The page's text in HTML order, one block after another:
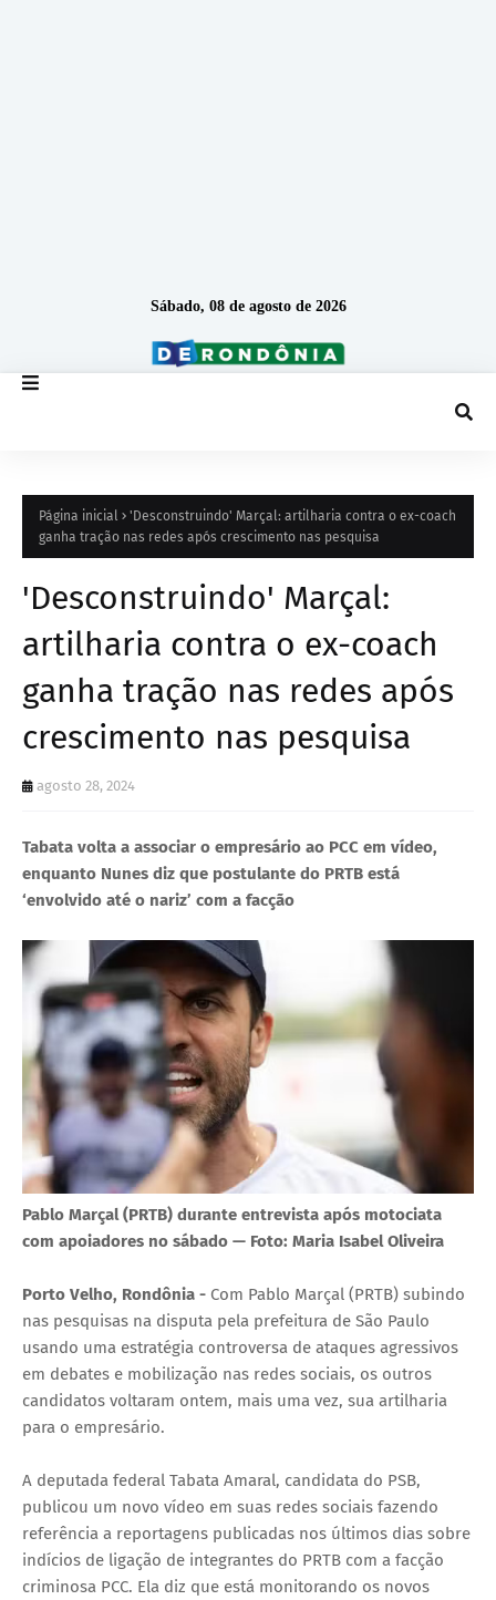
Sábado, 08 de agosto de 2026
Página inicial
'Desconstruindo' Marçal: artilharia contra o ex-coach
ganha tração nas redes após crescimento nas pesquisa
'Desconstruindo' Marçal:
artilharia contra o ex-coach
ganha tração nas redes após
crescimento nas pesquisa
agosto 28, 2024
Tabata volta a associar o empresário ao PCC em vídeo,
enquanto Nunes diz que postulante do PRTB está
‘envolvido até o nariz’ com a facção
Pablo Marçal (PRTB) durante entrevista após motociata
com apoiadores no sábado — Foto: Maria Isabel Oliveira
Porto Velho, Rondônia - Com Pablo Marçal (PRTB) subindo
nas pesquisas na disputa pela prefeitura de São Paulo
usando uma estratégia controversa de ataques agressivos
em debates e mobilização nas redes sociais, os outros
candidatos voltaram ontem, mais uma vez, sua artilharia
para o empresário.
A deputada federal Tabata Amaral, candidata do PSB,
publicou um novo vídeo em suas redes sociais fazendo
referência a reportagens publicadas nos últimos dias sobre
indícios de ligação de integrantes do PRTB com a facção
criminosa PCC. Ela diz que está monitorando os novos